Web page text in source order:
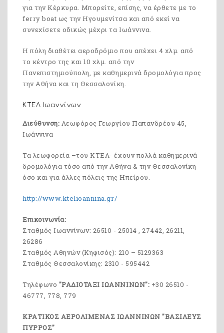
για την Κέρκυρα. Μπορείτε, επίσης, να έρθετε με το
ferry boat ως την Ηγουμενίτσα και από εκεί να
συνεχίσετε οδικώς μέχρι τα Ιωάννινα.
Η πόλη διαθέτει αεροδρόμιο που απέχει 4 χλμ. από
το κέντρο της και 10 χλμ. από την
Πανεπιστημιούπολη, με καθημερινά δρομολόγια προς
την Αθήνα και τη Θεσσαλονίκη.
ΚΤΕΛ Ιωαννίνων
Διεύθυνση: Λεωφόρος Γεωργίου Παπανδρέου 45,
Ιωάννινα
Τα λεωφορεία –του ΚΤΕΛ- έχουν πολλά καθημερινά
δρομολόγια τόσο από την Αθήνα & την Θεσσαλονίκη
όσο και για άλλες πόλεις της Ηπείρου.
http://www.ktelioannina.gr/
Επικοινωνία:
Σταθμός Ιωαννίνων: 26510 - 25014 , 27442, 26211,
26286
Σταθμός Αθηνών (Κηφισός): 210 – 5129363
Σταθμός Θεσσαλονίκης: 2310 - 595442
Τηλέφωνο "ΡΑΔΙΟΤΑΞΙ ΙΩΑΝΝΙΝΩΝ": +30 26510 -
46777, 778, 779
ΚΡΑΤΙΚΟΣ ΑΕΡΟΛΙΜΕΝΑΣ ΙΩΑΝΝΙΝΩΝ "ΒΑΣΙΛΕΥΣ
ΠΥΡΡΟΣ"